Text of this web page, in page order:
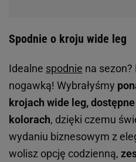
Spodnie o kroju wide leg
Idealne spodnie na sezon?
nogawką! Wybrałyśmy
krojach wide leg,
kolorach, dzięki czemu
wydaniu biznesowym z
wolisz opcję codzienną,